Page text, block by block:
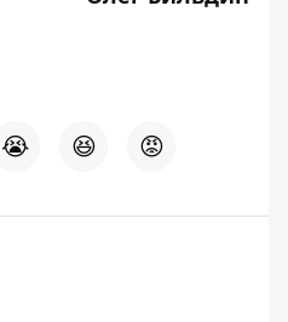
😭 😆 😡